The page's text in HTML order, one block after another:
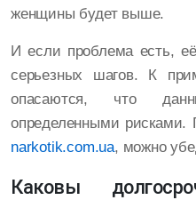
женщины будет выше.
И если проблема есть,
серьезных шагов. К
опасаются, что
определенными рисками.
narkotik.com.ua, можно
Каковы